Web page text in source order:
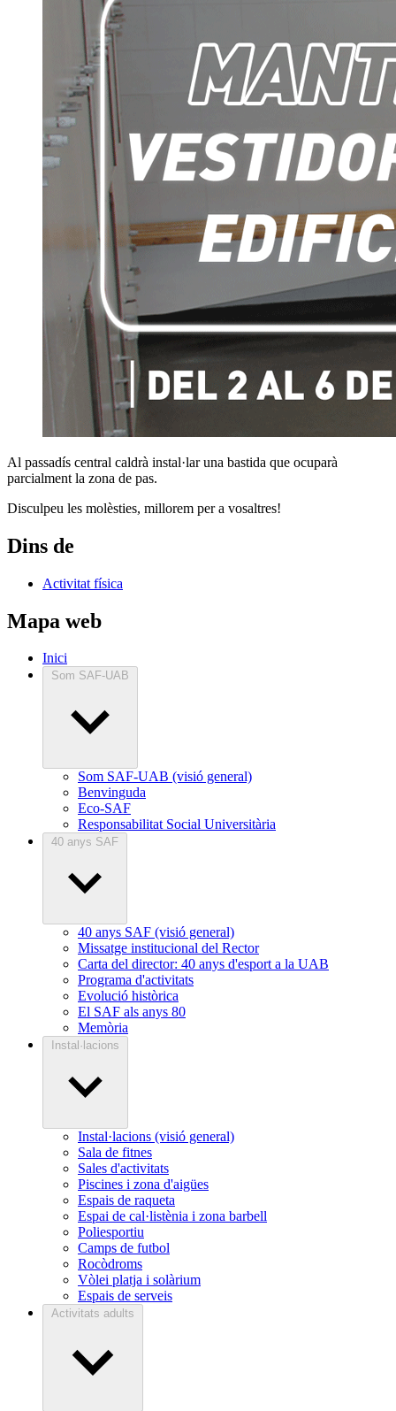
Al passadís central caldrà instal·lar una bastida que ocuparà
parcialment la zona de pas.
Disculpeu les molèsties, millorem per a vosaltres!
Dins de
Activitat física
Mapa web
Inici
Som SAF-UAB
Som SAF-UAB (visió general)
Benvinguda
Eco-SAF
Responsabilitat Social Universitària
40 anys SAF
40 anys SAF (visió general)
Missatge institucional del Rector
Carta del director: 40 anys d'esport a la UAB
Programa d'activitats
Evolució històrica
El SAF als anys 80
Memòria
Instal·lacions
Instal·lacions (visió general)
Sala de fitnes
Sales d'activitats
Piscines i zona d'aigües
Espais de raqueta
Espai de cal·listènia i zona barbell
Poliesportiu
Camps de futbol
Rocòdroms
Vòlei platja i solàrium
Espais de serveis
Activitats adults